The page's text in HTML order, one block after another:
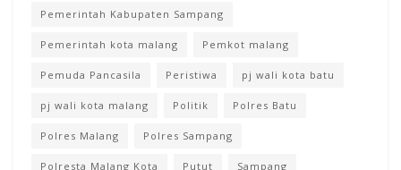
Pemerintah Kabupaten Sampang
Pemerintah kota malang Pemkot malang
Pemuda Pancasila Peristiwa pj wali kota batu
pj wali kota malang Politik Polres Batu
Polres Malang Polres Sampang
Polresta Malang Kota Putut Sampang